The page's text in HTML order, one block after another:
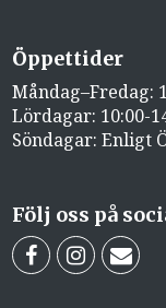
Öppettider
Måndag–Fredag:
Lördagar: 10:00-
Söndagar: Enligt
Följ oss på